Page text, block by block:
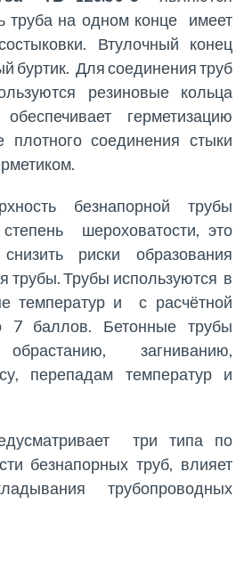
труба на одном конце имеет
Втулочный конец
буртик. Для соединения труб
резиновые кольца
герметизацию
плотного соединения стыки
безнапорной трубы
шероховатости, это
риски образования
трубы. Трубы используются в
температур и с расчётной
7 баллов. Бетонные трубы
загниванию,
перепадам температур и
три типа по
безнапорных труб, влияет
трубопроводных